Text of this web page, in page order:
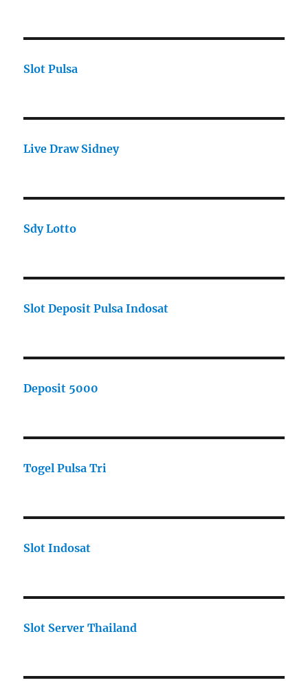
Slot Pulsa
Live Draw Sidney
Sdy Lotto
Slot Deposit Pulsa Indosat
Deposit 5000
Togel Pulsa Tri
Slot Indosat
Slot Server Thailand